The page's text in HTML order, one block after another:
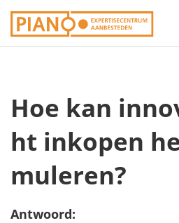
Overslaan
en
gaan
Hoe kan
ht inkopen
muleren?
Antwoord: